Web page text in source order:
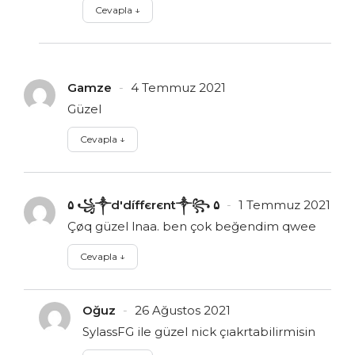
Cevapla ↓
Gamze
4 Temmuz 2021
Güzel
Cevapla ↓
۵ ꧁༒d'díffєrєnt༒꧂ ۵
1 Temmuz 2021
Çøq güzel lnaa. ben çok beğendim qwee
Cevapla ↓
Oğuz
26 Ağustos 2021
SylassFG ile güzel nick çıakrtabilirmisin